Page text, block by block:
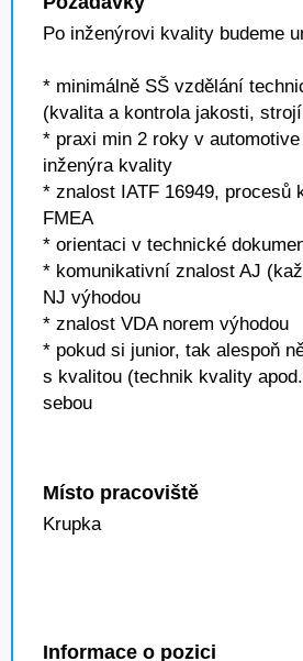
Po inženýrovi kvality budeme
* minimálně SŠ vzdělání
(kvalita a kontrola jakosti,
* praxi min 2 roky v
inženýra kvality
* znalost IATF 16949, procesů
FMEA
* orientaci v technické
* komunikativní znalost AJ
NJ výhodou
* znalost VDA norem výhodou
* pokud si junior, tak alespoň
s kvalitou (technik kvality
sebou
Místo pracoviště
Krupka
Informace o pozici